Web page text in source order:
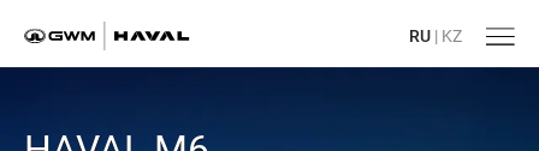
RU | KZ